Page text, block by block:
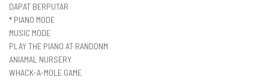
DAPAT BERPUTAR
* PIANO MODE
MUSIC MODE
PLAY THE PIANO AT RANDONM
ANIAMAL NURSERY
WHACK-A-MOLE GAME